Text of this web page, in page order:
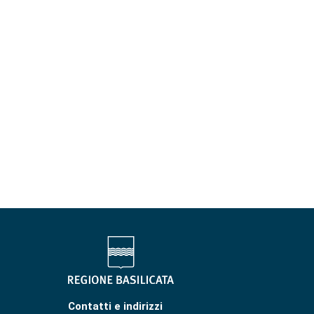
Contatti e indirizzi